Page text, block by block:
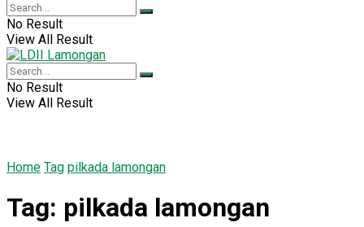
No Result
View All Result
No Result
View All Result
Home Tag pilkada lamongan
Tag: pilkada lamongan